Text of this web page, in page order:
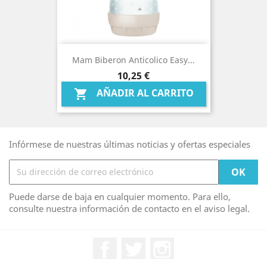
Mam Biberon Anticolico Easy...
Precio
10,25 €
 AÑADIR AL CARRITO
Infórmese de nuestras últimas noticias y ofertas especiales
Puede darse de baja en cualquier momento. Para ello,
consulte nuestra información de contacto en el aviso legal.